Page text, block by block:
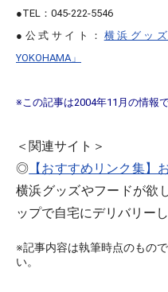
●TEL：045-222-5546
●公式サイト： 横浜グッ
YOKOHAMA」
※この記事は2004年11月の情報で
＜関連サイト＞
◎ 【おすすめリンク集】
横浜グッズやフードが欲
ップで自宅にデリバリー
※記事内容は執筆時点のもの
い。